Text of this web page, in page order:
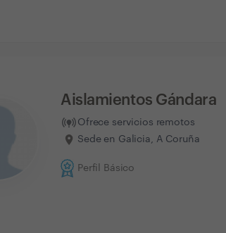
Aislamientos Gándara
Ofrece servicios remotos
Sede en Galicia, A Coruña
Perfil Básico